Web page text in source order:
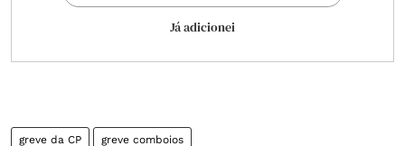
Já adicionei
greve da CP greve comboios